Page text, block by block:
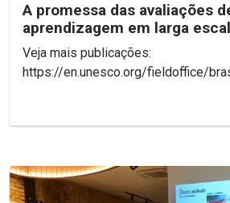
A promessa das avaliações
aprendizagem em larga
os limites para desbloquear...
Veja mais publicações:
https://en.unesco.org/fieldoffice/